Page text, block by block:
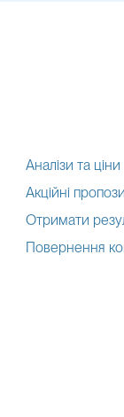
Аналізи та ціни
Акційні
Отримати
Повернення